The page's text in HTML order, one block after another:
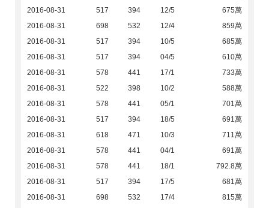
2016-08-31
517 394 12/5
675萬
2016-08-31
698 532 12/4
859萬
2016-08-31
517 394 10/5
685萬
2016-08-31
517 394 04/5
610萬
2016-08-31
578 441 17/1
733萬
2016-08-31
522 398 10/2
588萬
2016-08-31
578 441 05/1
701萬
2016-08-31
517 394 18/5
691萬
2016-08-31
618 471 10/3
711萬
2016-08-31
578 441 04/1
691萬
2016-08-31
578 441 18/1
792.8萬
2016-08-31
517 394 17/5
681萬
2016-08-31
698 532 17/4
815萬